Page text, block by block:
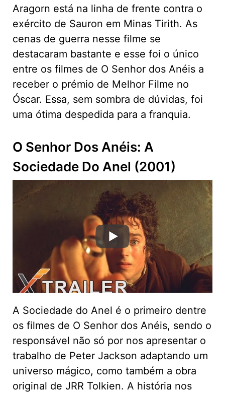
Aragorn está na linha de frente contra o
exército de Sauron em Minas Tirith. As
cenas de guerra nesse filme se
destacaram bastante e esse foi o único
entre os filmes de O Senhor dos Anéis a
receber o prémio de Melhor Filme no
Óscar. Essa, sem sombra de dúvidas, foi
uma ótima despedida para a franquia.
O Senhor Dos Anéis: A
Sociedade Do Anel (2001)
A Sociedade do Anel é o primeiro dentre
os filmes de O Senhor dos Anéis, sendo o
responsável não só por nos apresentar o
trabalho de Peter Jackson adaptando um
universo mágico, como também a obra
original de JRR Tolkien. A história nos